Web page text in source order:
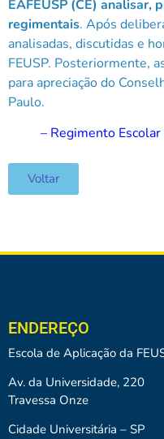
EAFEUSP (CE) analisar,
regimentais. Após
analisadas, discutidas e
FEUSP. Posteriormente,
para apreciação do
Paulo.
– Regimento Escolar
Voltar
ENDEREÇO
Escola de Aplicação da
Av. da Universidade, 220
Travessa Onze
Cidade Universitária – SP